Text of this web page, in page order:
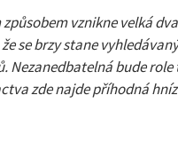
vznikne velká
se brzy stane
Nezanedbatelná bude
zde najde příhodná